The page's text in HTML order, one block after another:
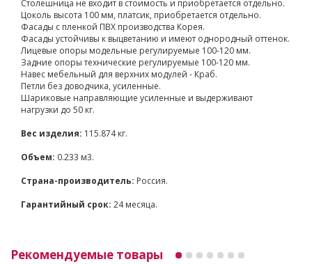
Столешница не входит в стоимость и приобретается отдельно.
Цоколь высота 100 мм, платсик, приобретается отдельно.
Фасады с пленкой ПВХ производства Корея.
Фасады устойчивы к выцветанию и имеют однородный оттенок.
Лицевые опоры модельные регулируемые 100-120 мм.
Задние опоры технические регулируемые 100-120 мм.
Навес мебельный для верхних модулей - Краб.
Петли без доводчика, усиленные.
Шариковые направляющие усиленные и выдерживают
нагрузки до 50 кг.
Вес изделия: 115.874 кг.
Объем: 0.233 м3.
Страна-производитель: Россия.
Гарантийный срок: 24 месяца.
Рекомендуемые товары